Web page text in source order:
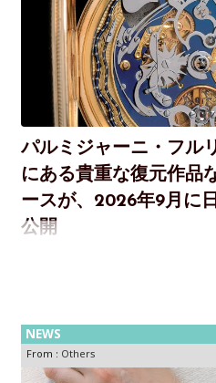
パルミジャーニ・フル
にある貴重な復元作品
ースが、2026年9月に
公開
メゾン創立30周年を祝し「メカ
2026」を東京で開催 1996年に
によって修復
NEWS
From : Others